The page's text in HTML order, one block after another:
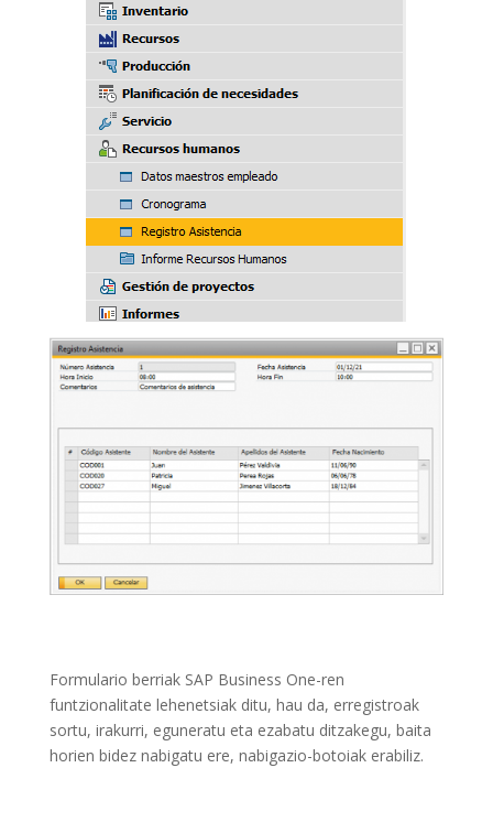
Formulario berriak SAP Business One-ren
funtzionalitate lehenetsiak ditu, hau da, erregistroak
sortu, irakurri, eguneratu eta ezabatu ditzakegu, baita
horien bidez nabigatu ere, nabigazio-botoiak erabiliz.